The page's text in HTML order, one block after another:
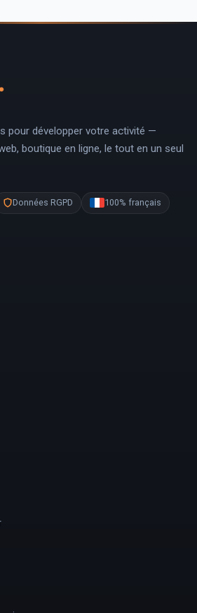
pour développer votre activité —
boutique en ligne, le tout en un seul
Données RGPD 100% français